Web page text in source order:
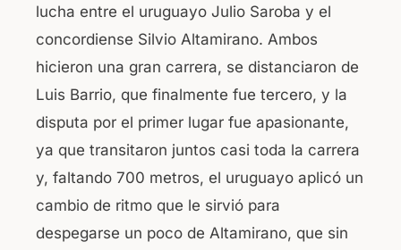
lucha entre el uruguayo Julio Saroba y el
concordiense Silvio Altamirano. Ambos
hicieron una gran carrera, se distanciaron de
Luis Barrio, que finalmente fue tercero, y la
disputa por el primer lugar fue apasionante,
ya que transitaron juntos casi toda la carrera
y, faltando 700 metros, el uruguayo aplicó un
cambio de ritmo que le sirvió para
despegarse un poco de Altamirano, que sin